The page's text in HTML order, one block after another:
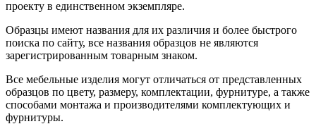
проекту в единственном экземпляре.
Образцы имеют названия для их различия и более быстрого
поиска по сайту, все названия образцов не являются
зарегистрированным товарным знаком.
Все мебельные изделия могут отличаться от представленных
образцов по цвету, размеру, комплектации, фурнитуре, а также
способами монтажа и производителями комплектующих и
фурнитуры.